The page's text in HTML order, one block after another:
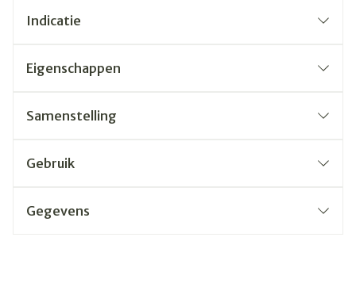
Indicatie
Eigenschappen
Samenstelling
Gebruik
Gegevens